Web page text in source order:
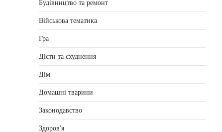
Будівництво та ремонт
Військова тематика
Гра
Дієти та схуднення
Дім
Домашні тварини
Законодавство
Здоров'я